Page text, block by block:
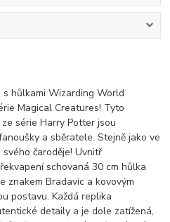
hůlkami Wizarding World
Magical Creatures! Tyto
série Harry Potter jsou
a sběratele. Stejně jako ve
čaroděje! Uvnitř
schovaná 30 cm hůlka
znakem Bradavic a kovovým
postavu. Každá replika
detaily a je dole zatížená,